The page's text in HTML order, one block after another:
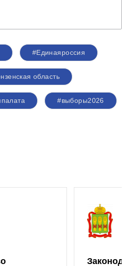
#Единаяроссия
область
#выборы2026